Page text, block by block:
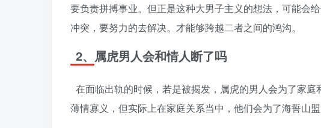
要负责拼搏事业。但正是这种大男子主义的想法，可能会
冲突，要努力的去解决。才能够跨越二者之间的鸿沟。
2、属虎男人会和情人断了吗
在面临出轨的时候，若是被揭发，属虎的男人会为了家
薄情寡义，但实际上在家庭关系当中，他们会为了海誓山